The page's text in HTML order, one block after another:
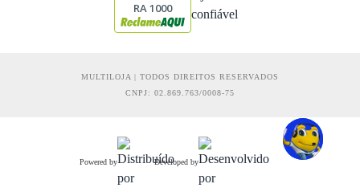
RA 1000
MULTILOJA | TODOS DIREITOS RESERVADOS
CNPJ: 02.869.763/0008-75
Powered by Developed by